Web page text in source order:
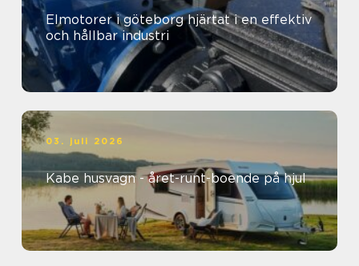
Elmotorer i göteborg hjärtat i en effektiv
och hållbar industri
03. juli 2026
Kabe husvagn - året-runt-boende på hjul